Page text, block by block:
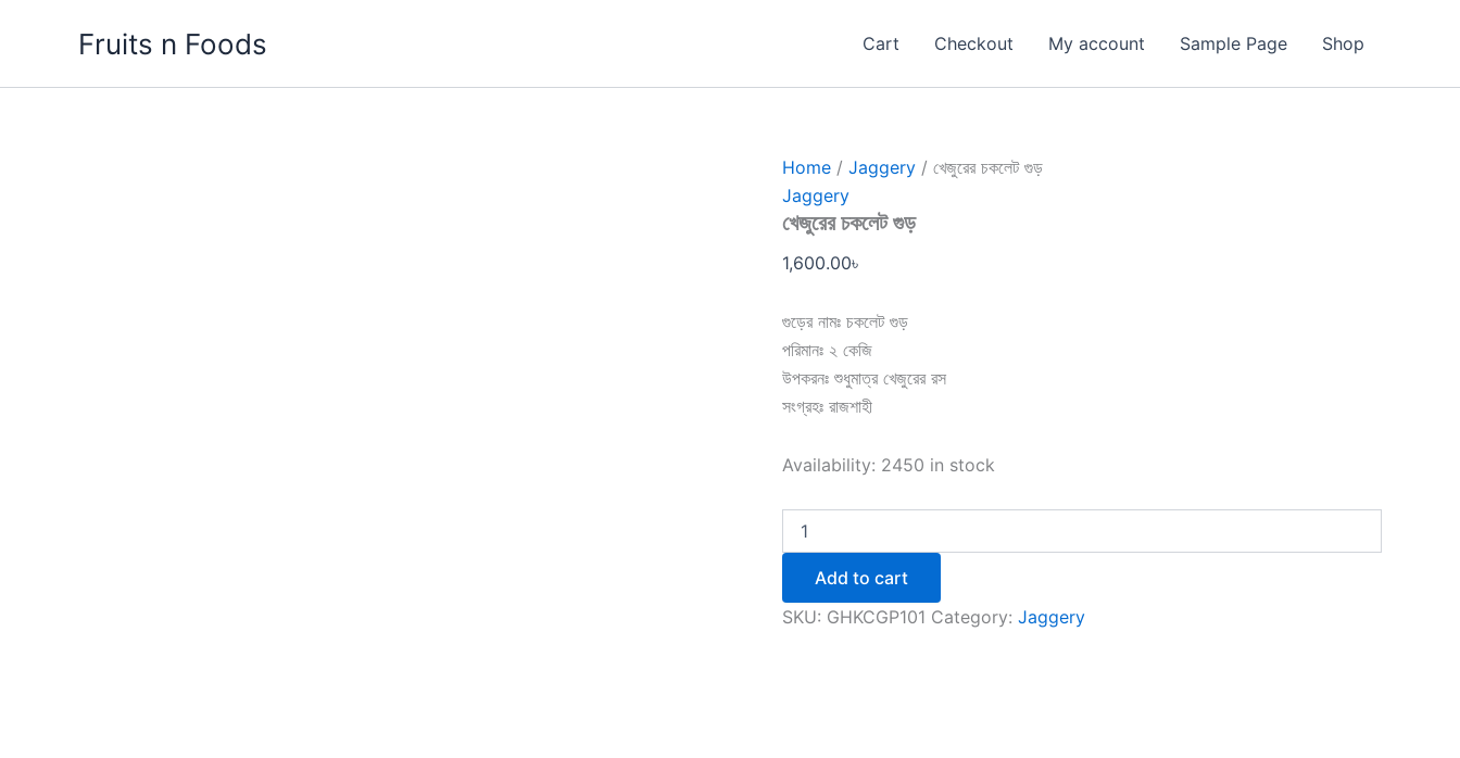
Fruits n Foods Cart Checkout My account Sample Page Shop
Home / Jaggery / খেজুরের চকলেট গুড়
Jaggery
খেজুরের চকলেট গুড়
1,600.00৳
গুড়ের নামঃ চকলেট গুড়
পরিমানঃ ২ কেজি
উপকরনঃ শুধুমাত্র খেজুরের রস
সংগ্রহঃ রাজশাহী
Availability: 2450 in stock
Add to cart
SKU: GHKCGP101 Category: Jaggery